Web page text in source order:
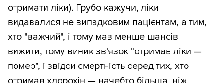
отримати ліки). Грубо кажучи, ліки
видавалися не випадковим пацієнтам, а тим,
хто "важчий", і тому мав менше шансів
вижити, тому виник зв'язок "отримав ліки —
помер", і звідси смертність серед тих, хто
отримав хлорохін — начебто більша, ніж